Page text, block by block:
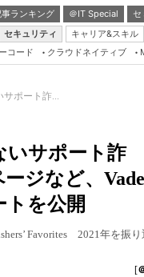
ランキング ＠IT Special セ
セキュリティ キャリア&スキル
コード クラウドネイティブ
サポート詐...
いサポート詐
ジなど、Vade
トを公開
Favorites 2021年を振り
[